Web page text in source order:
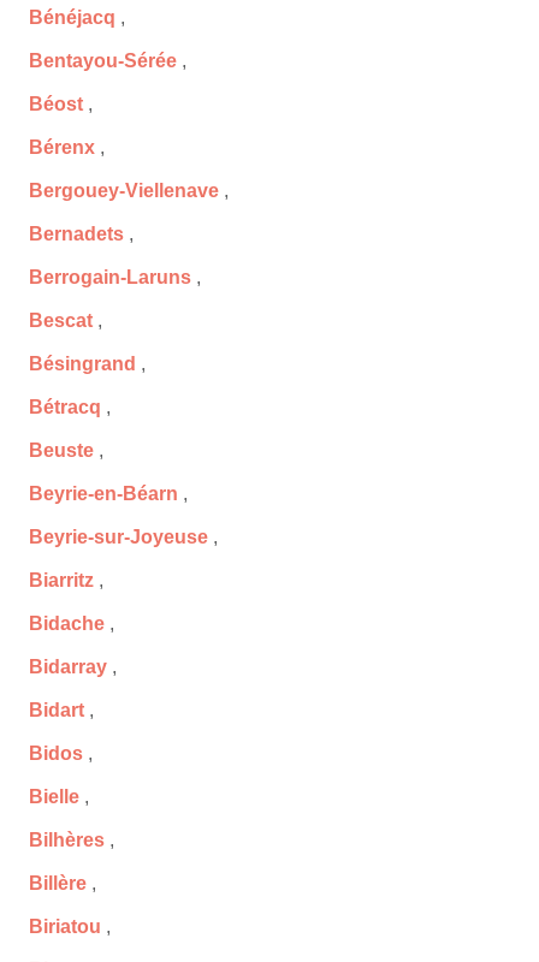
Bénéjacq ,
Bentayou-Sérée ,
Béost ,
Bérenx ,
Bergouey-Viellenave ,
Bernadets ,
Berrogain-Laruns ,
Bescat ,
Bésingrand ,
Bétracq ,
Beuste ,
Beyrie-en-Béarn ,
Beyrie-sur-Joyeuse ,
Biarritz ,
Bidache ,
Bidarray ,
Bidart ,
Bidos ,
Bielle ,
Bilhères ,
Billère ,
Biriatou ,